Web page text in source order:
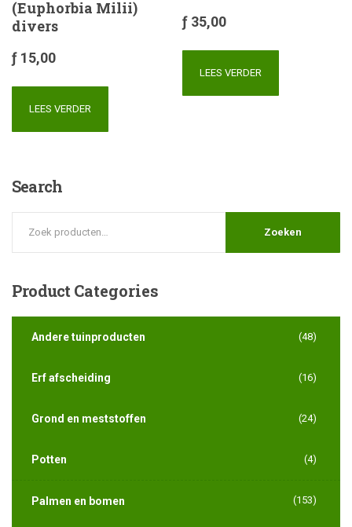
(Euphorbia Milii)
divers
ƒ 15,00
LEES VERDER
ƒ 35,00
LEES VERDER
Search
Zoeken
Product Categories
Andere tuinproducten (48)
Erf afscheiding (16)
Grond en meststoffen (24)
Potten (4)
Palmen en bomen (153)